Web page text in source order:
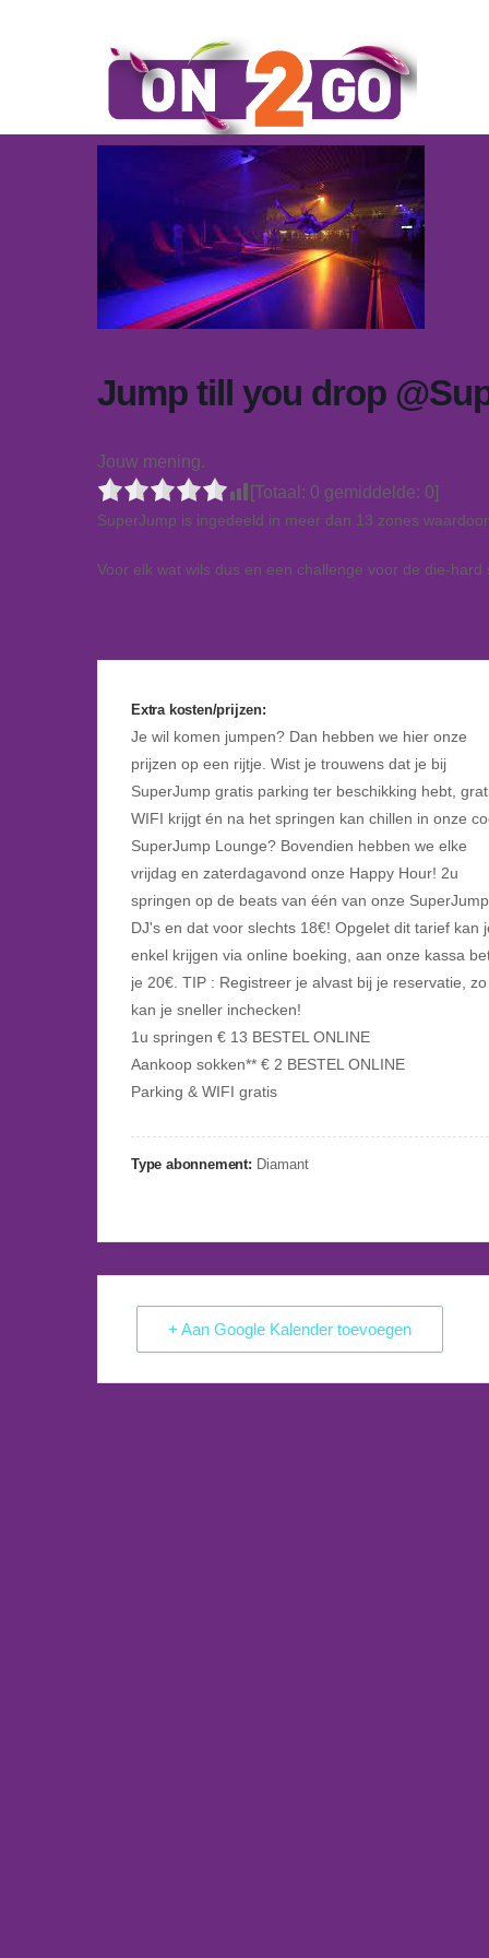
Jump till you drop
Jouw mening.
[Totaal: 0 gemiddelde: 0]
SuperJump is ingedeeld in meer dan 13 zones
Voor elk wat wils dus en een challenge voor de die-
Extra kosten/prijzen:
Je wil komen jumpen? Dan hebben we hier onze
prijzen op een rijtje. Wist je trouwens dat je bij
SuperJump gratis parking ter beschikking hebt,
WIFI krijgt én na het springen kan chillen in onze
SuperJump Lounge? Bovendien hebben we elke
vrijdag en zaterdagavond onze Happy Hour! 2u
springen op de beats van één van onze SuperJump
DJ's en dat voor slechts 18€! Opgelet dit tarief kan
enkel krijgen via online boeking, aan onze kassa
je 20€. TIP : Registreer je alvast bij je reservatie, zo
kan je sneller inchecken!
1u springen € 13 BESTEL ONLINE
Aankoop sokken** € 2 BESTEL ONLINE
Parking & WIFI gratis
Type abonnement: Diamant
+ Aan Google Kalender toevoegen